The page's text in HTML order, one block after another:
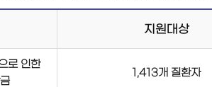
지원대상
로 인한
1,413개 질환자